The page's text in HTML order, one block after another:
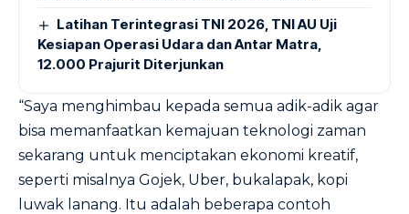
Latihan Terintegrasi TNI 2026, TNI AU Uji
Kesiapan Operasi Udara dan Antar Matra,
12.000 Prajurit Diterjunkan
“Saya menghimbau kepada semua adik-adik agar
bisa memanfaatkan kemajuan teknologi zaman
sekarang untuk menciptakan ekonomi kreatif,
seperti misalnya Gojek, Uber, bukalapak, kopi
luwak lanang. Itu adalah beberapa contoh